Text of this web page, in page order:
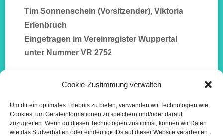
Cookie-Zustimmung verwalten
Um dir ein optimales Erlebnis zu bieten, verwenden wir Technologien wie
Cookies, um Geräteinformationen zu speichern und/oder darauf
zuzugreifen. Wenn du diesen Technologien zustimmst, können wir Daten
wie das Surfverhalten oder eindeutige IDs auf dieser Website verarbeiten.
Tim Sonnenschein (Vorsitzender), Viktoria
Erlenbruch
Eingetragen im Vereinregister Wuppertal
unter Nummer VR 2752
Mitglied imDeutschen Paritätischen